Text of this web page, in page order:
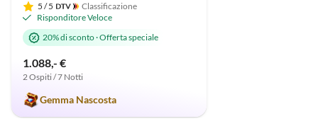
5 / 5
Classificazione
Risponditore Veloce
20% di sconto·Offerta speciale
1.088,- €
2 Ospiti / 7 Notti
Gemma Nascosta